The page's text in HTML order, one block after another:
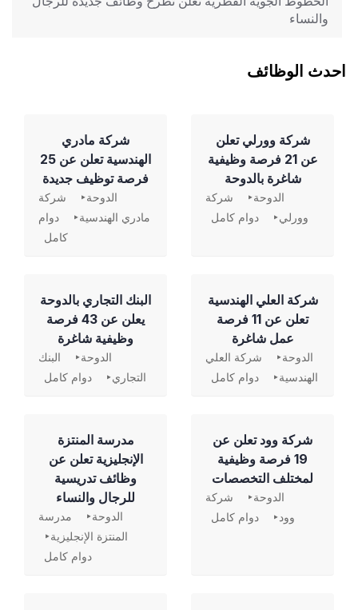
والنساء
احدث الوظائف
شركة وورلي تعلن
عن 21 فرصة وظيفية
شاغرة بالدوحة
الدوحة
شركة
وورلي
دوام كامل
شركة مادري
الهندسية تعلن عن 25
فرصة توظيف جديدة
الدوحة
شركة
مادري الهندسية
دوام
كامل
شركة العلي الهندسية
تعلن عن 11 فرصة
عمل شاغرة
الدوحة
شركة العلي
الهندسية
دوام كامل
‏البنك التجاري بالدوحة
يعلن عن 43 فرصة
وظيفية شاغرة
الدوحة
البنك
التجاري
دوام كامل
شركة وود تعلن عن
19 فرصة وظيفية
لمختلف التخصصات
الدوحة
شركة
وود
دوام كامل
مدرسة المنتزة
الإنجليزية تعلن عن
وظائف تدريسية
للرجال والنساء
الدوحة
مدرسة
المنتزة الإنجليزية
دوام كامل